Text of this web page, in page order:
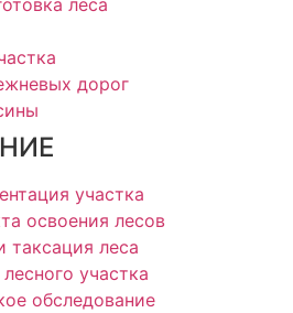
леса
дорог
участка
освоения лесов
таксация леса
участка
обследование